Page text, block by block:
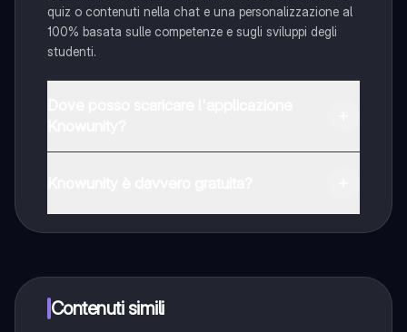
quiz o contenuti nella chat e una personalizzazione al
100% basata sulle competenze e sugli sviluppi degli
studenti.
Knowunity Premium, che consente di studiare senza
alcun limite!!
Contenuti simili